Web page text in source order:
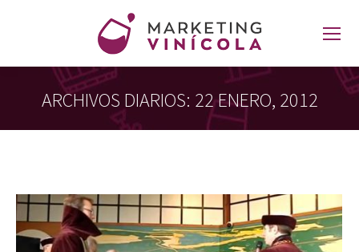
ARCHIVOS DIARIOS: 22 ENERO, 2012
Estás aquí: